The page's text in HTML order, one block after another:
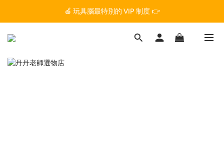
🏆 玩具腦是全台第一個獲得 STEM.org 教育平台
🍎 玩具腦最特別的 VIP 制度 👉
🏆 玩具腦是全台第一個獲得 STEM.org 教育平台